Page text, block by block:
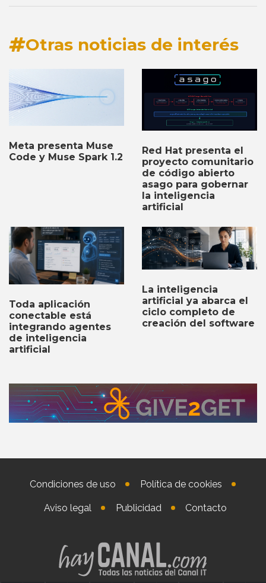
Otras noticias de interés
Meta presenta Muse
Code y Muse Spark 1.2
Red Hat presenta el
proyecto comunitario
de código abierto
asago para gobernar
la inteligencia
artificial
Toda aplicación
conectable está
integrando agentes
de inteligencia
artificial
La inteligencia
artificial ya abarca el
ciclo completo de
creación del software
Condiciones de uso Política de cookies
Aviso legal Publicidad Contacto